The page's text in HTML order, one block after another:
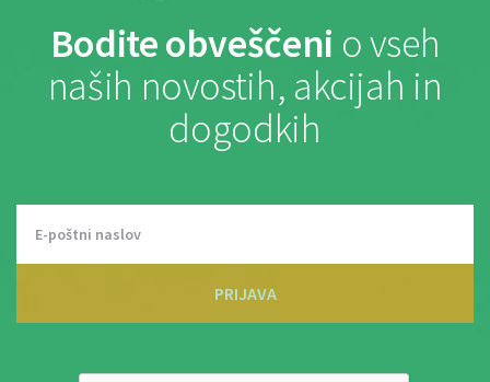
Bodite obveščeni o vseh
naših novostih, akcijah in
dogodkih
PRIJAVA